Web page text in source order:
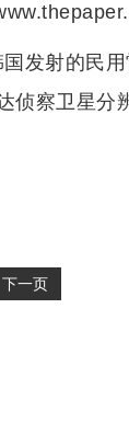
发射的民用
侦察卫星分
下一页